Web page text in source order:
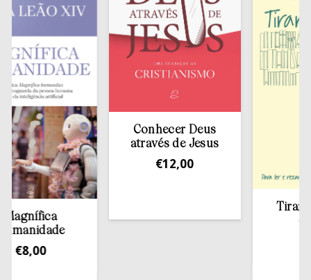
8,00
Conhecer Deus
através de Jesus
12,00
Tirar a